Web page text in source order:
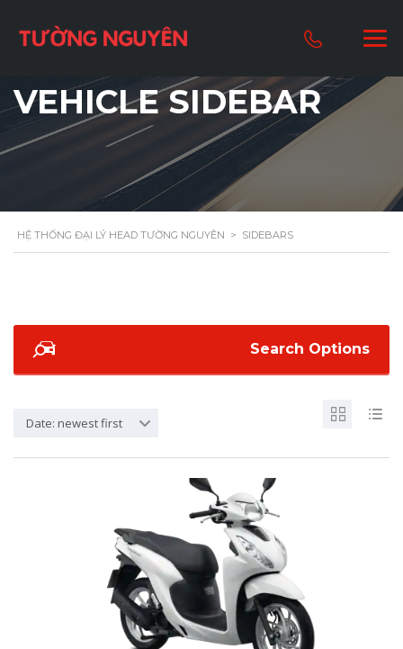
VEHICLE SIDEBAR
HỆ THỐNG ĐẠI LÝ HEAD TƯỜNG NGUYÊN > SIDEBARS
Search Options
Date: newest first